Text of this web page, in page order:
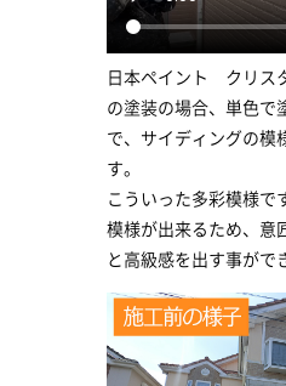
日本ペイント クリス
の塗装の場合、単色で
で、サイディングの模
す。
こういった多彩模様で
模様が出来るため、意
と高級感を出す事がで